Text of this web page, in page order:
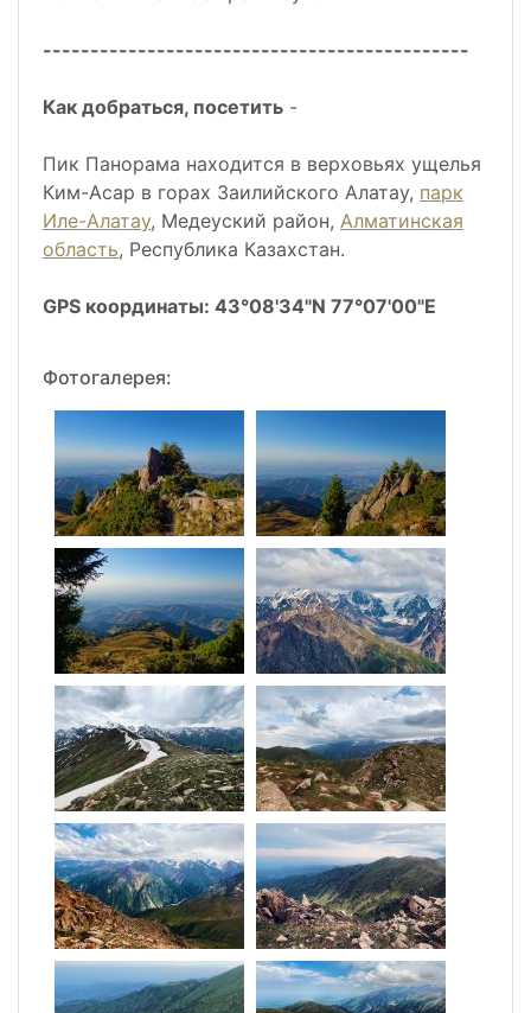
---------------------------------------------
Как добраться, посетить -
Пик Панорама находится в верховьях ущелья
Ким-Асар в горах Заилийского Алатау, парк
Иле-Алатау, Медеуский район, Алматинская
область, Республика Казахстан.
GPS координаты: 43°08'34"N 77°07'00"E
Фотогалерея: